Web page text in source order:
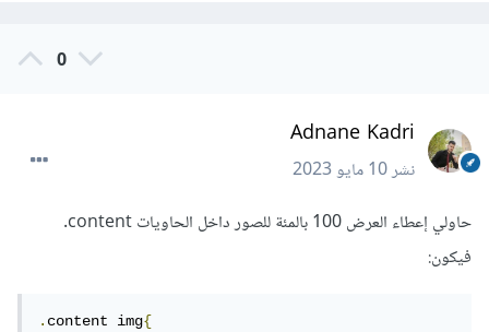
0
Adnane Kadri
نشر10 مايو 2023
حاولي إعطاء العرض 100 بالمئة للصور داخل الحاويات content.
فيكون:
.content img{